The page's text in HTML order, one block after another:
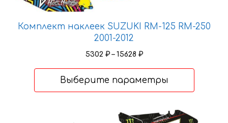
Комплект наклеек SUZUKI RM-125 RM-250
2001-2012
5302 ₽ – 15628 ₽Диапазон
–
Выберите параметры